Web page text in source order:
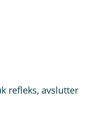
refleks, avslutter